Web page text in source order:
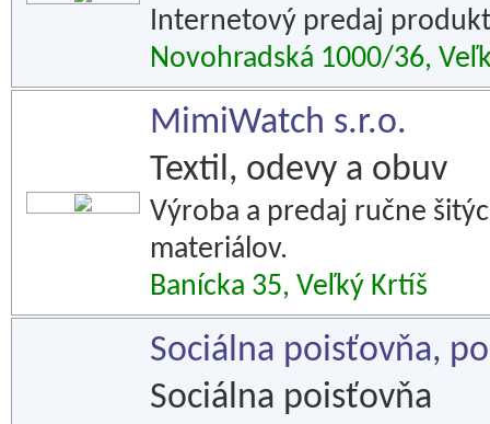
Internetový predaj
Novohradská 1000/36,
MimiWatch s.r.o.
Textil, odevy a obuv
Výroba a predaj ručne
materiálov.
Banícka 35, Veľký Krtíš
Sociálna poisťovňa,
Sociálna poisťovňa